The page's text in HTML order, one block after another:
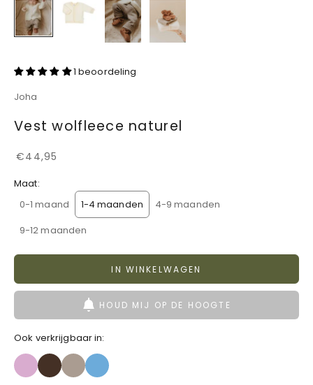
1 beoordeling
Joha
Vest wolfleece naturel
Aanbiedingsprijs
€44,95
Maat:
0-1 maand
1-4 maanden
4-9 maanden
9-12 maanden
IN WINKELWAGEN
HOUD MIJ OP DE HOOGTE
Ook verkrijgbaar in: